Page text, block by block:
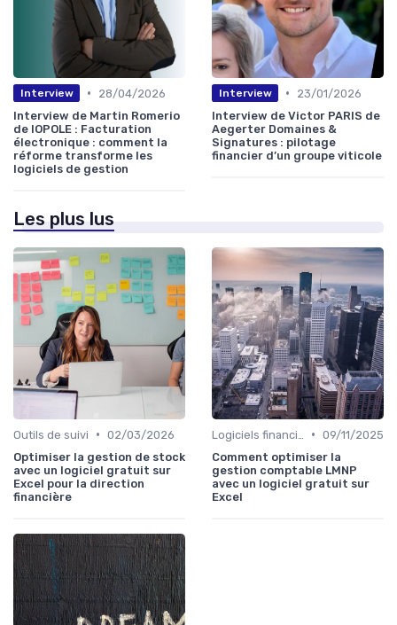
Interview •
28/04/2026
Interview de Martin Romerio
de IOPOLE : Facturation
électronique : comment la
réforme transforme les
logiciels de gestion
Interview •
23/01/2026
Interview de Victor PARIS de
Aegerter Domaines &
Signatures : pilotage
financier d’un groupe viticole
Les plus lus
Outils de suivi • 02/03/2026
Optimiser la gestion de stock
avec un logiciel gratuit sur
Excel pour la direction
financière
• 09/11/2025
Comment optimiser la
gestion comptable LMNP
avec un logiciel gratuit sur
Excel